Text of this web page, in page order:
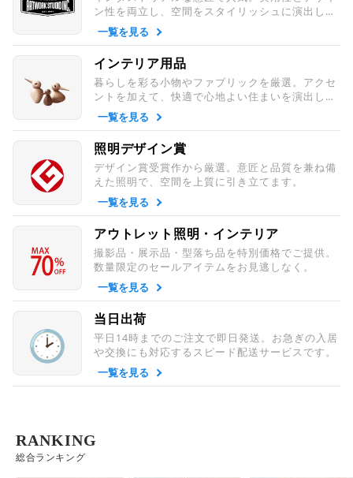
ン性を両立し、空間をスタイリッシュに演出しま
す。
一覧を見る
インテリア用品
暮らしを彩る小物やファブリックを厳選。アクセ
ントを加えて、快適で心地よい住まいを演出しま
す。
一覧を見る
照明デザイン賞
デザイン賞受賞作から厳選。意匠と品質を兼ね備
えた照明で、空間を上質に引き立てます。
一覧を見る
アウトレット照明・インテリア
撮影品・展示品・型落ち品を特別価格でご提供。
数量限定のセールアイテムをお見逃しなく。
一覧を見る
当日出荷
平日14時までのご注文で即日発送。お急ぎの入居
や交換にも対応するスピード配送サービスです。
一覧を見る
総合ランキング
RANKING